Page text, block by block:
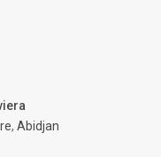
, Abidjan